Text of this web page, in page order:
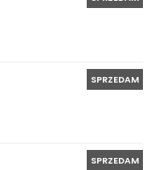
SPRZEDAM
SPRZEDAM